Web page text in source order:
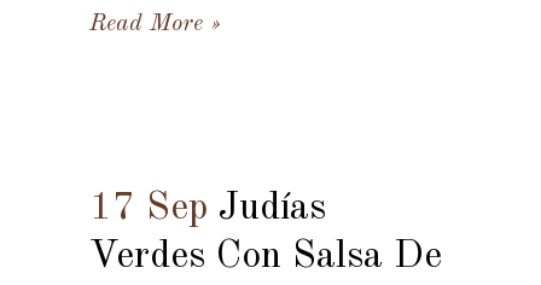
Read More
17 Sep Judías
Verdes Con Salsa De